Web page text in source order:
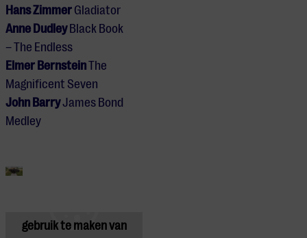
Hans Zimmer Gladiator
Anne DudleyBlack Book
– The Endless
Elmer BernsteinThe
Magnificent Seven
John BarryJames Bond
Medley
gebruik te maken van